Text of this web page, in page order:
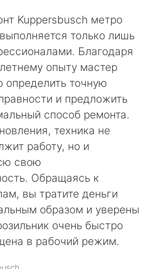
Kuppersbusch метро
только лишь
Благодаря
опыту мастер
точную
и предложить
способ ремонта.
техника не
работу, но и
свою
Обращаясь к
вы тратите деньги
образом и уверены
очень быстро
в рабочий режим.